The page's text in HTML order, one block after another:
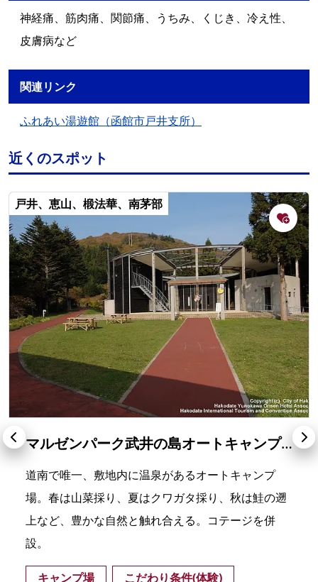
神経痛、筋肉痛、関節痛、うちみ、くじき、冷え性、
皮膚病など
関連リンク
ふれあい湯遊館（函館市戸井支所）
近くのスポット
戸井、恵山、椴法華、南茅部
マルゼンパーク武井の島オートキャンプ場（戸井ウォーターパークオートキャンプ場）
道南で唯一、敷地内に温泉があるオートキャンプ
場。春は山菜採り、夏はクワガタ採り、秋は鮭の遡
上など、豊かな自然と触れ合える。コテージを併
設。
キャンプ場 こだわり条件(体験)